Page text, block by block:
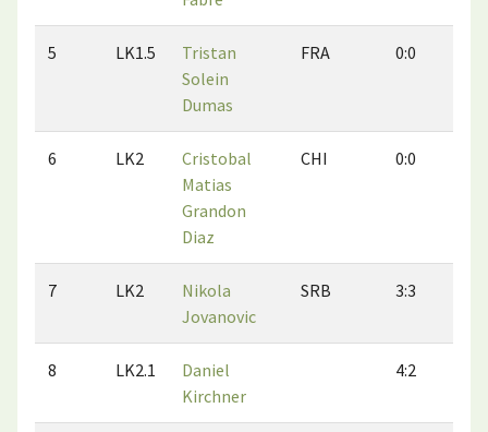
5 LK1.5
Tristan
Solein
Dumas
FRA 0:0
6 LK2
Cristobal
Matias
Grandon
Diaz
CHI 0:0
7 LK2
Nikola
Jovanovic
SRB 3:3
8 LK2.1
Daniel
Kirchner
4:2